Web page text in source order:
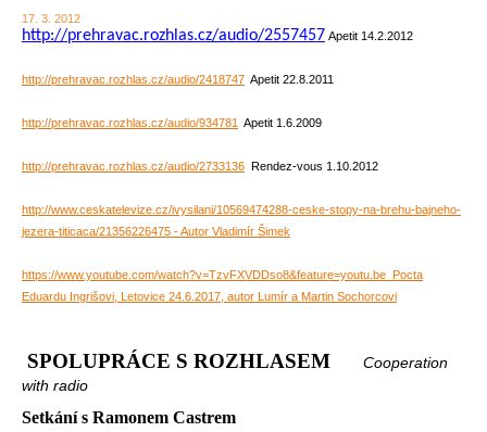
17. 3. 2012
http://prehravac.rozhlas.cz/audio/2557457 Apetit 14.2.2012
http://prehravac.rozhlas.cz/audio/2418747 Apetit 22.8.2011
http://prehravac.rozhlas.cz/audio/934781 Apetit 1.6.2009
http://prehravac.rozhlas.cz/audio/2733136 Rendez-vous 1.10.2012
http://www.ceskatelevize.cz/ivysilani/10569474288-ceske-stopy-na-brehu-bajneho-
jezera-titicaca/21356226475 - Autor Vladimír Šimek
https://www.youtube.com/watch?v=TzvFXVDDso8&feature=youtu.be Pocta
Eduardu Ingrišovi, Letovice 24.6.2017, autor Lumír a Martin Sochorcovi
SPOLUPRÁCE S ROZHLASEM
Cooperation
with radio
Setkání s Ramonem Castrem